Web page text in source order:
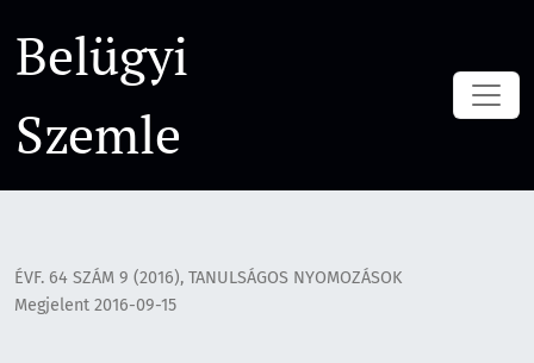
Belügyi
Szemle
ÉVF. 64 SZÁM 9 (2016), TANULSÁGOS NYOMOZÁSOK
Megjelent 2016-09-15